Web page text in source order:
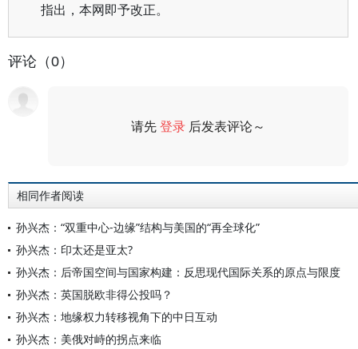
指出，本网即予改正。
评论（0）
请先登录 后发表评论～
相同作者阅读
孙兴杰：“双重中心-边缘”结构与美国的“再全球化”
孙兴杰：印太还是亚太?
孙兴杰：后帝国空间与国家构建：反思现代国际关系的原点与限度
孙兴杰：英国脱欧非得公投吗？
孙兴杰：地缘权力转移视角下的中日互动
孙兴杰：美俄对峙的拐点来临